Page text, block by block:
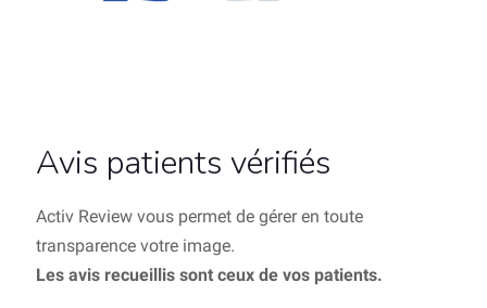
Avis patients vérifiés
Activ Review vous permet de gérer en toute
transparence votre image.
Les avis recueillis sont ceux de vos patients.